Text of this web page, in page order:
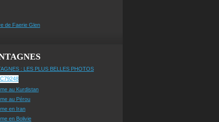
de Faerie Glen
: LES PLUS BELLES PHOTOS
au Kurdistan
au Pérou
en Iran
en Bolivie